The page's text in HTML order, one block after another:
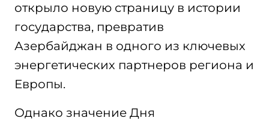
открыло новую страницу в истории
государства, превратив
Азербайджан в одного из ключевых
энергетических партнеров региона и
Европы.
Однако значение Дня